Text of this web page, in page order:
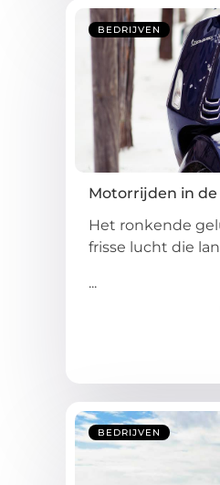
BEDRIJVEN
Motorrijden in de
Het ronkende
frisse lucht die
...
BEDRIJVEN